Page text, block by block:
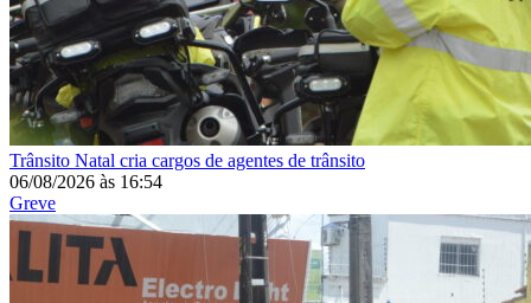
Trânsito Natal cria cargos de agentes de trânsito
06/08/2026 às 16:54
Greve